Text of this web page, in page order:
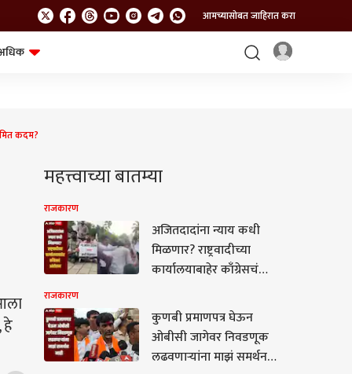
आमच्यासोबत जाहिरात करा
कदम?
महत्त्वाच्या बातम्या
राजकारण
अजितदादांना न्याय कधी
मिळणार? राष्ट्रवादीच्या
कार्यालयाबाहेर काँग्रेसचं
चव्हाणांसोबत बाचाबाची,
पोलीस घटनास्थळी
राजकारण
कुणबी प्रमाणपत्र घेऊन
ओबीसी जागेवर निवडणूक
लढवणाऱ्यांना माझं समर्थन